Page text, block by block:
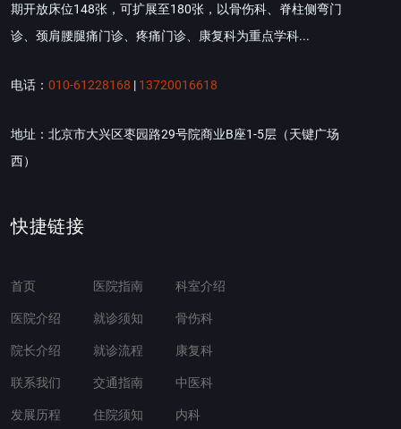
期开放床位148张，可扩展至180张，以骨伤科、脊柱侧弯门
诊、颈肩腰腿痛门诊、疼痛门诊、康复科为重点学科...
电话： 010-61228168 | 13720016618
地址：北京市大兴区枣园路29号院商业B座1-5层（天键广场
西）
快捷链接
首页
医院介绍
院长介绍
联系我们
发展历程
医院指南
就诊须知
就诊流程
交通指南
住院须知
科室介绍
骨伤科
康复科
中医科
内科